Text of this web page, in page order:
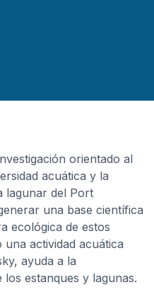
orientado al
acuática y la
lagunar del Port
una base científica
ecológica de estos
actividad acuática
ayuda a la
estanques y lagunas.